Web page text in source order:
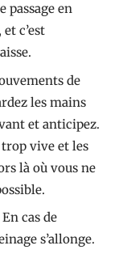
passage en
c’est
de
les mains
et anticipez.
trop vive et les
là où vous ne
En cas de
s’allonge.